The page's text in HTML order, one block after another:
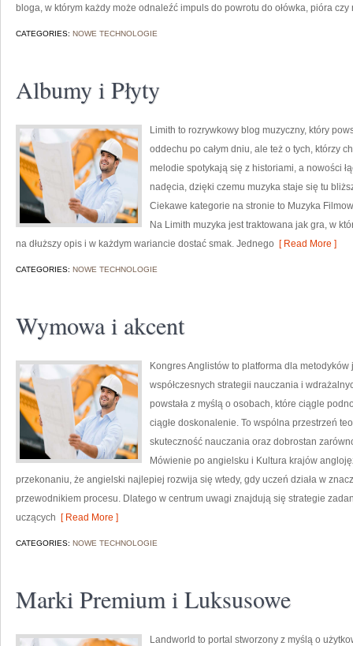
bloga, w którym każdy może odnaleźć impuls do powrotu do ołówka, pióra
CATEGORIES: NOWE TECHNOLOGIE
Albumy i Płyty
Limith to rozrywkowy blog muzyczny, który
oddechu po całym dniu, ale też o tych, którzy
melodie spotykają się z historiami, a nowości
nadęcia, dzięki czemu muzyka staje się tu
Ciekawe kategorie na stronie to Muzyka
Na Limith muzyka jest traktowana jak gra, w
na dłuższy opis i w każdym wariancie dostać smak. Jednego [ Read More ]
CATEGORIES: NOWE TECHNOLOGIE
Wymowa i akcent
Kongres Anglistów to platforma dla
współczesnych strategii nauczania i
powstała z myślą o osobach, które ciągle
ciągłe doskonalenie. To wspólna przestrzeń
skuteczność nauczania oraz dobrostan
Mówienie po angielsku i Kultura krajów
przekonaniu, że angielski najlepiej rozwija się wtedy, gdy uczeń działa w
przewodnikiem procesu. Dlatego w centrum uwagi znajdują się strategie
uczących [ Read More ]
CATEGORIES: NOWE TECHNOLOGIE
Marki Premium i Luksusowe
Landworld to portal stworzony z myślą o